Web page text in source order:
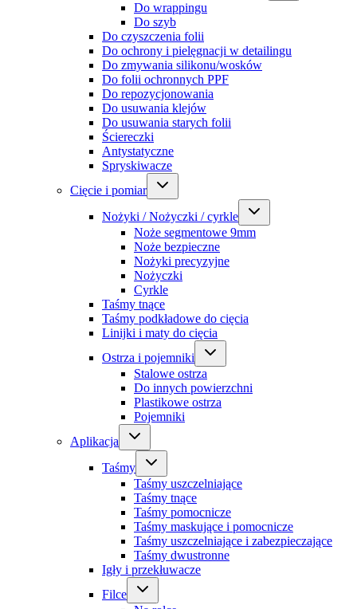
Do wrappingu
Do szyb
Do czyszczenia folii
Do ochrony i pielęgnacji w detailingu
Do zmywania silikonu/wosków
Do folii ochronnych PPF
Do repozycjonowania
Do usuwania klejów
Do usuwania starych folii
Ściereczki
Antystatyczne
Spryskiwacze
Cięcie i pomiar
Nożyki / Nożyczki / cyrkle
Noże segmentowe 9mm
Noże bezpieczne
Nożyki precyzyjne
Nożyczki
Cyrkle
Taśmy tnące
Taśmy podkładowe do cięcia
Linijki i maty do cięcia
Ostrza i pojemniki
Stalowe ostrza
Do innych powierzchni
Plastikowe ostrza
Pojemniki
Aplikacja
Taśmy
Taśmy uszczelniające
Taśmy tnące
Taśmy pomocnicze
Taśmy maskujące i pomocnicze
Taśmy uszczelniające i zabezpieczające
Taśmy dwustronne
Igły i przekłuwacze
Filce